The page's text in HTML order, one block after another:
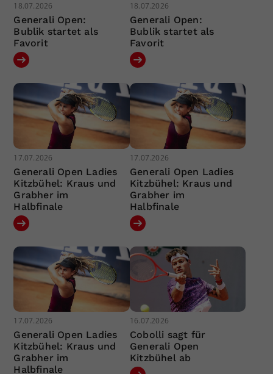
18.07.2026
Generali Open:
Bublik startet als
Favorit
18.07.2026
Generali Open:
Bublik startet als
Favorit
17.07.2026
Generali Open Ladies
Kitzbühel: Kraus und
Grabher im
Halbfinale
17.07.2026
Generali Open Ladies
Kitzbühel: Kraus und
Grabher im
Halbfinale
17.07.2026
Generali Open Ladies
Kitzbühel: Kraus und
Grabher im
Halbfinale
16.07.2026
Cobolli sagt für
Generali Open
Kitzbühel ab